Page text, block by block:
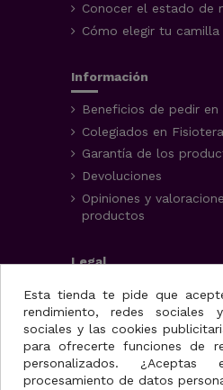
Conocer el estado de
Cómo elegir tu camilla
Información
Beneficios de pedir en
Colegiados en
Garantía de los
Devoluciones
Opiniones y
productos
Legal
Aviso Legal
Condiciones generales
Política de privacidad
Uso de cookies
Esta tienda te pide que
rendimiento, redes sociales
sociales y las cookies
para ofrecerte funciones de
personalizados.
procesamiento de datos